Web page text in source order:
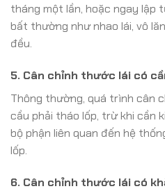
tháng một lần, hoặc ngay lập
bất thường như nhao lái, vô
đều.
5. Cân chỉnh thước lái có
Thông thường, quá trình cân
cầu phải tháo lốp, trừ khi cần
bộ phận liên quan đến hệ
lốp.
6. Cân chỉnh thước lái có